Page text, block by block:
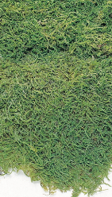
スクール)